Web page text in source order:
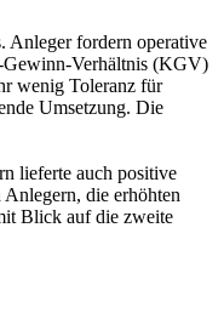
Anleger fordern operative
Gewinn-Verhältnis (KGV)
wenig Toleranz für
Umsetzung. Die
lieferte auch positive
die erhöhten
Blick auf die zweite